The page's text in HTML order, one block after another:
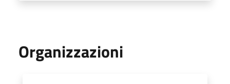
Organizzazioni